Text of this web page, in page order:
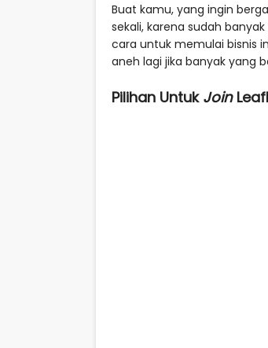
Buat kamu, yang ingin
sekali, karena sudah
cara untuk memulai bisnis
aneh lagi jika banyak yang
Pilihan Untuk Join